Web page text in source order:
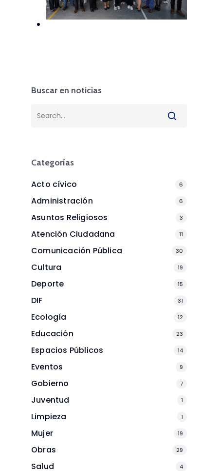
Buscar en noticias
Categorías
Acto cívico 6
Administración 6
Asuntos Religiosos 3
Atención Ciudadana 11
Comunicación Pública 30
Cultura 19
Deporte 15
DIF 31
Ecología 12
Educación 23
Espacios Públicos 14
Eventos 9
Gobierno 7
Juventud 1
Limpieza 1
Mujer 19
Obras 29
Salud 4